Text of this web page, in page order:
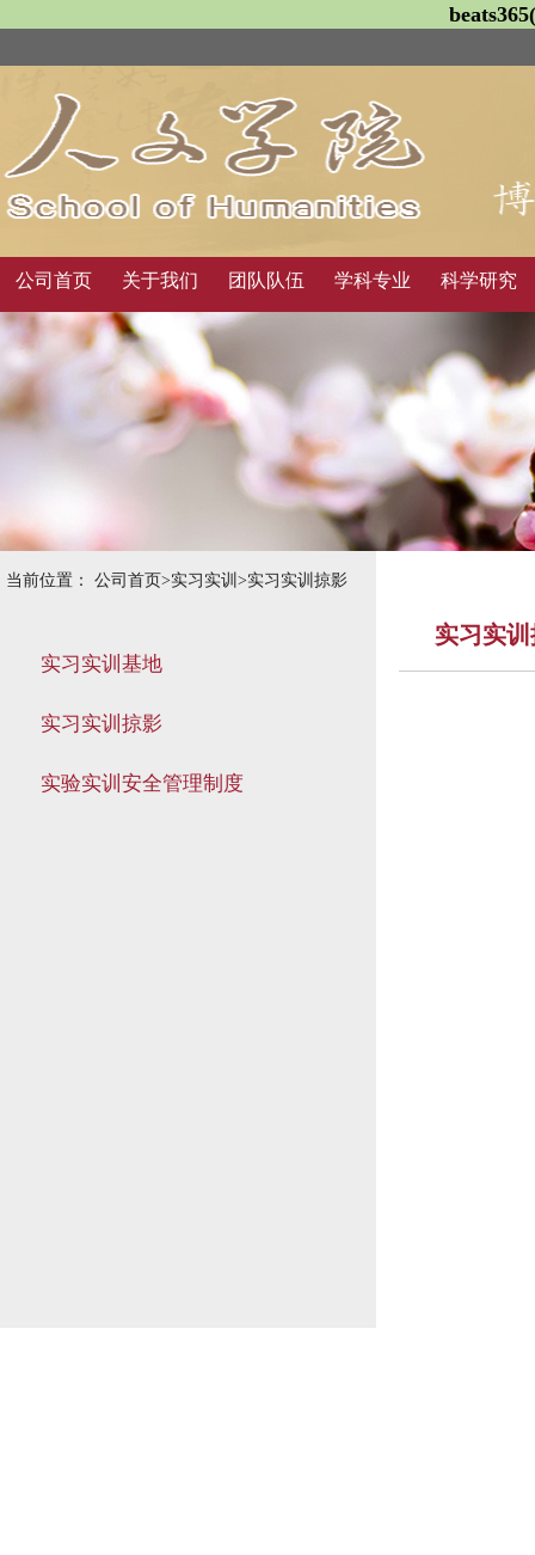
公司首页 关于我们 团队队伍 学科专业 科学研究
当前位置： 公司首页>实习实训 >实习实训掠影
实习实训基地
实习实训掠影
实验实训安全管理制度
实习实